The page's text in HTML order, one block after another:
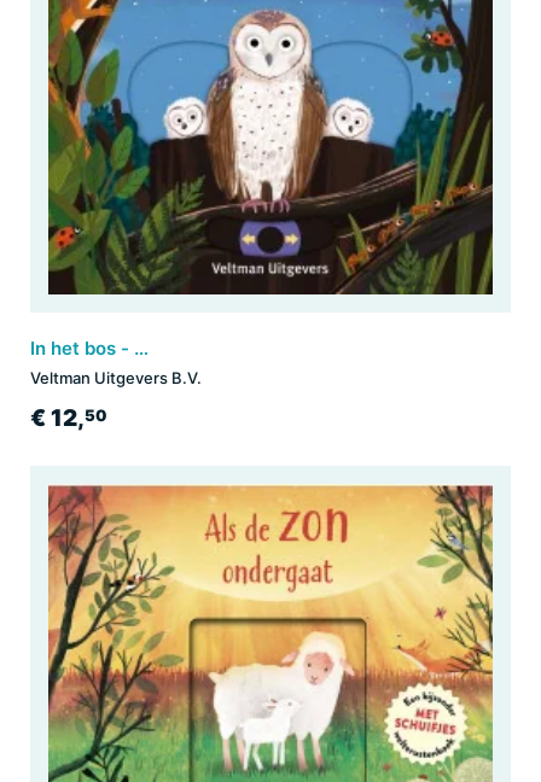
In het bos - voor kleine ontdekkingsreizigers
Veltman Uitgevers B.V.
€ 12,50